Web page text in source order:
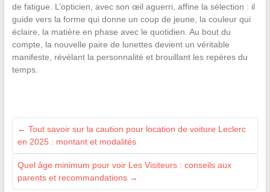
de fatigue. L’opticien, avec son œil aguerri, affine la sélection : il
guide vers la forme qui donne un coup de jeune, la couleur qui
éclaire, la matière en phase avec le quotidien. Au bout du
compte, la nouvelle paire de lunettes devient un véritable
manifeste, révélant la personnalité et brouillant les repères du
temps.
← Tout savoir sur la caution pour location de voiture Leclerc
en 2025 : montant et modalités
Quel âge minimum pour voir Les Visiteurs : conseils aux
parents et recommandations →